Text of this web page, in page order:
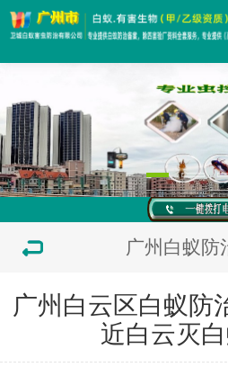
广州白蚁防
广州白云区白蚁防
近白云灭